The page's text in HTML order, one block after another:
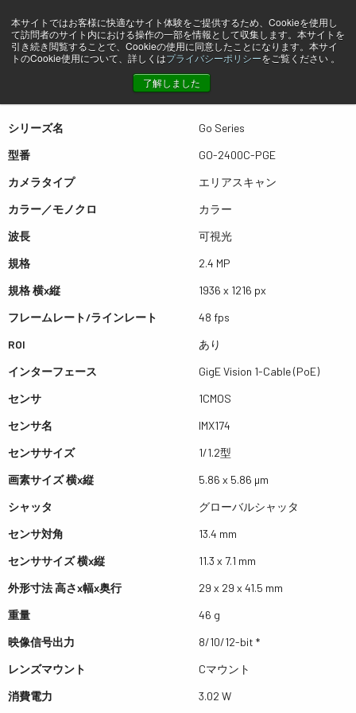
本サイトではお客様に快適なサイト体験をご提供するため、Cookieを使用し
て訪問者のサイト内における操作の一部を情報として収集します。本サイトを
引き続き閲覧することで、Cookieの使用に同意したことになります。本サイ
トのCookie使用について、詳しくはプライバシーポリシーをご覧ください 。
了解しました
プレビュー GO-2400C-PGE
表は左右にスワイプできます
シリーズ名
Go Series
型番
GO-2400C-PGE
カメラタイプ
エリアスキャン
カラー／モノクロ
カラー
波長
可視光
規格
2.4 MP
規格 横x縦
1936 x 1216 px
フレームレート/ラインレート
48 fps
ROI
あり
インターフェース
GigE Vision 1-Cable (PoE)
センサ
1CMOS
センサ名
IMX174
センササイズ
1/1.2型
画素サイズ 横x縦
5.86 x 5.86 µm
シャッタ
グローバルシャッタ
センサ対角
13.4 mm
センササイズ 横x縦
11.3 x 7.1 mm
外形寸法 高さx幅x奥行
29 x 29 x 41.5 mm
重量
46 g
映像信号出力
8/10/12-bit *
レンズマウント
Cマウント
消費電力
3.02 W